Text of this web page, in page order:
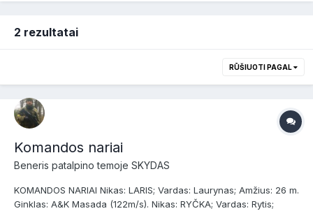
2 rezultatai
RŪŠIUOTI PAGAL
Komandos nariai
Beneris patalpino temoje SKYDAS
KOMANDOS NARIAI Nikas: LARIS; Vardas: Laurynas; Amžius: 26 m.
Ginklas: A&K Masada (122m/s). Nikas: RYČKA; Vardas: Rytis;